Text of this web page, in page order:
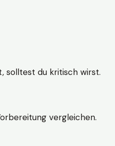
solltest du kritisch wirst.
vergleichen.